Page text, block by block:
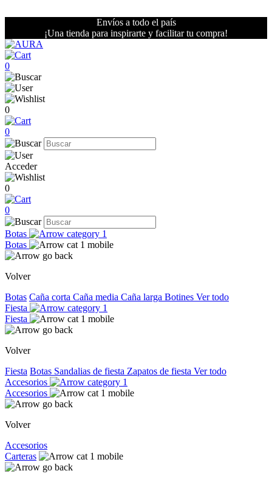
Envíos a todo el país
¡Una tienda para inspirarte y facilitar tu compra!
0
0
0
Acceder
0
0
Botas
Botas
Volver
Botas Caña corta Caña media Caña larga Botines Ver todo
Fiesta
Fiesta
Volver
Fiesta Botas Sandalias de fiesta Zapatos de fiesta Ver todo
Accesorios
Accesorios
Volver
Accesorios
Carteras